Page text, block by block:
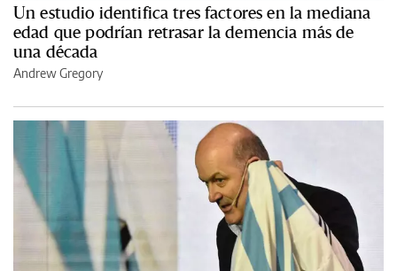
Un estudio identifica tres factores en la mediana
edad que podrían retrasar la demencia más de
una década
Andrew Gregory